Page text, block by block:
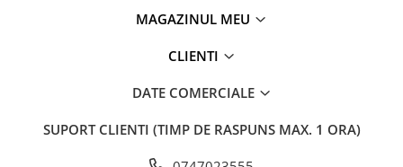
MAGAZINUL MEU
CLIENTI
DATE COMERCIALE
SUPORT CLIENTI (TIMP DE RASPUNS MAX. 1 ORA)